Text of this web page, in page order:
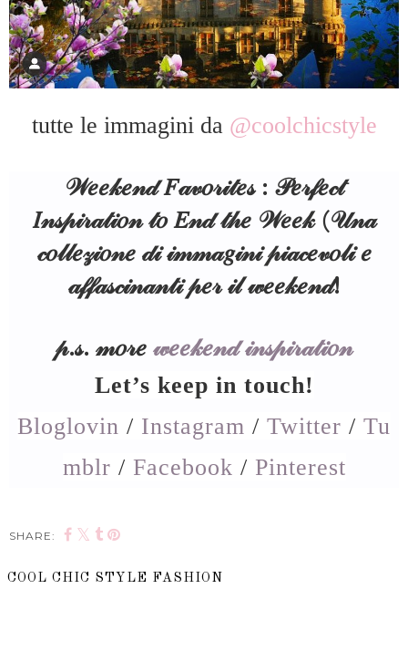
tutte le immagini da @coolchicstyle
𝒲𝑒𝑒𝓀𝑒𝓃𝒹 𝐹𝒶𝓋𝑜𝓇𝒾𝓉𝑒𝓈 : 𝒫𝑒𝓇𝒻𝑒𝒸𝓉
𝐼𝓃𝓈𝓅𝒾𝓇𝒶𝓉𝒾𝑜𝓃 𝓉𝑜 𝐸𝓃𝒹 𝓉𝒽𝑒 𝒲𝑒𝑒𝓀 (𝒰𝓃𝒶
𝒸𝑜𝓁𝓁𝑒𝓏𝒾𝑜𝓃𝑒 𝒹𝒾 𝒾𝓂𝓂𝒶𝑔𝒾𝓃𝒾 𝓅𝒾𝒶𝒸𝑒𝓋𝑜𝓁𝒾 𝑒
𝒶𝒻𝒻𝒶𝓈𝒸𝒾𝓃𝒶𝓃𝓉𝒾 𝓅𝑒𝓇 𝒾𝓁 𝓌𝑒𝑒𝓀𝑒𝓃𝒹!
𝓅.𝓈. 𝓂𝑜𝓇𝑒 𝓌𝑒𝑒𝓀𝑒𝓃𝒹 𝒾𝓃𝓈𝓅𝒾𝓇𝒶𝓉𝒾𝑜𝓃
Let’s keep in touch!
Bloglovin / Instagram / Twitter / Tu
mblr / Facebook / Pinterest
SHARE:
COOL CHIC STYLE FASHION